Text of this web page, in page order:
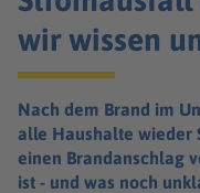
wir wissen
Nach dem Brand im
alle Haushalte wieder
einen Brandanschlag
ist - und was noch